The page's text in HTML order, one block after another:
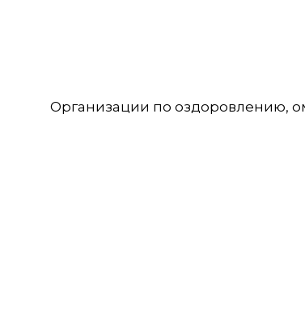
Организации по оздоровлению,